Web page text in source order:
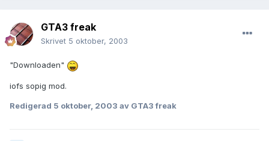
GTA3 freak
Skrivet 5 oktober, 2003
"Downloaden"
iofs sopig mod.
Redigerad 5 oktober, 2003 av GTA3 freak